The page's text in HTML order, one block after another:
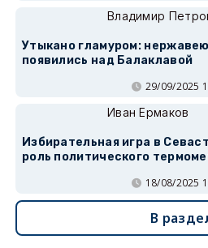
Владимир
Утыкано гламуром:
появились над Балаклавой
29/09/2025
Иван Ермаков
Избирательная игра в
роль политического
18/08/2025
В